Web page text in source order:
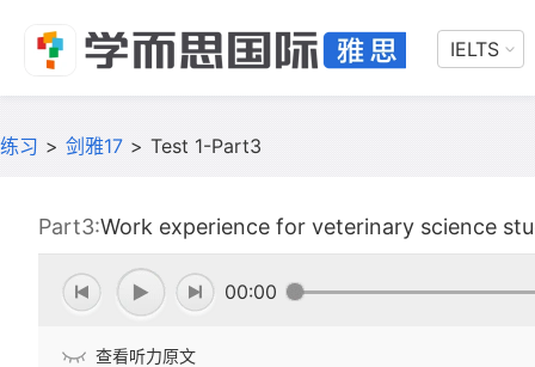
IELTS
练习 > 剑雅17 > Test 1-Part3
Part3:Work experience for veterinary science
00:00
查看听力原文